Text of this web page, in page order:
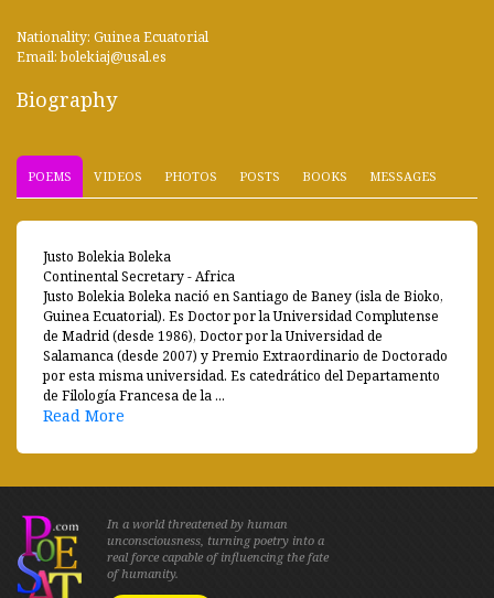
Nationality: Guinea Ecuatorial
Email: bolekiaj@usal.es
Biography
POEMS VIDEOS PHOTOS POSTS BOOKS MESSAGES
Justo Bolekia Boleka
Continental Secretary - Africa
Justo Bolekia Boleka nació en Santiago de Baney (isla de Bioko,
Guinea Ecuatorial). Es Doctor por la Universidad Complutense
de Madrid (desde 1986), Doctor por la Universidad de
Salamanca (desde 2007) y Premio Extraordinario de Doctorado
por esta misma universidad. Es catedrático del Departamento
de Filología Francesa de la ...
Read More
In a world threatened by human
unconsciousness, turning poetry into a
real force capable of influencing the fate
of humanity.